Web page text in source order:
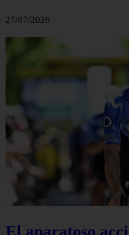
27/07/2026